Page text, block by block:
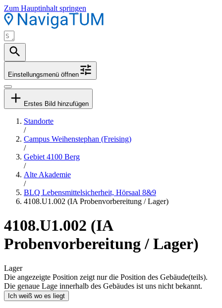
Zum Hauptinhalt springen
Einstellungsmenü öffnen
Erstes Bild hinzufügen
Standorte
/
Campus Weihenstephan (Freising)
/
Gebiet 4100 Berg
/
Alte Akademie
/
BLQ Lebensmittelsicherheit, Hörsaal 8&9
4108.U1.002 (IA Probenvorbereitung / Lager)
4108.U1.002 (IA
Probenvorbereitung / Lager)
Lager
Die angezeigte Position zeigt nur die Position des Gebäude(teils).
Die genaue Lage innerhalb des Gebäudes ist uns nicht bekannt.
Ich weiß wo es liegt